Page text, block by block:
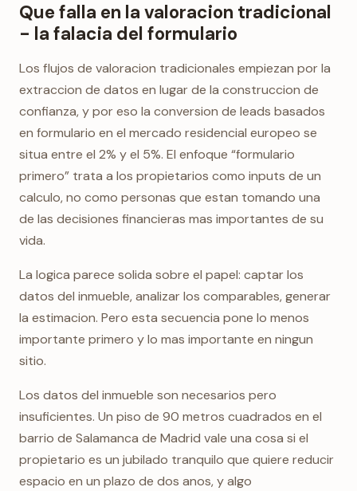
Que falla en la valoracion tradicional
- la falacia del formulario
Los flujos de valoracion tradicionales empiezan por la
extraccion de datos en lugar de la construccion de
confianza, y por eso la conversion de leads basados
en formulario en el mercado residencial europeo se
situa entre el 2% y el 5%. El enfoque “formulario
primero” trata a los propietarios como inputs de un
calculo, no como personas que estan tomando una
de las decisiones financieras mas importantes de su
vida.
La logica parece solida sobre el papel: captar los
datos del inmueble, analizar los comparables, generar
la estimacion. Pero esta secuencia pone lo menos
importante primero y lo mas importante en ningun
sitio.
Los datos del inmueble son necesarios pero
insuficientes. Un piso de 90 metros cuadrados en el
barrio de Salamanca de Madrid vale una cosa si el
propietario es un jubilado tranquilo que quiere reducir
espacio en un plazo de dos anos, y algo